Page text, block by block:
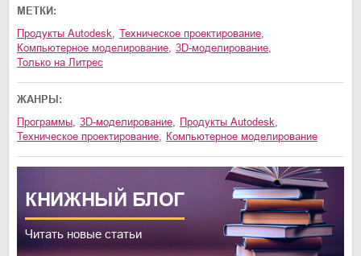
МЕТКИ:
продукты Autodesk
техническое проектирование
компьютерное моделирование
3D-моделирование
только на Литрес
ЖАНРЫ:
программы
3D-моделирование продукты Autodesk
техническое проектирование
компьютерное моделирование
КНИЖНЫЙ БЛОГ
Читать новые статьи